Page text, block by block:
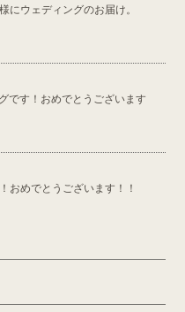
にウェディングのお届け。
です！おめでとうございます
おめでとうございます！！